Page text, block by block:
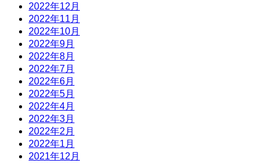
2022年12月
2022年11月
2022年10月
2022年9月
2022年8月
2022年7月
2022年6月
2022年5月
2022年4月
2022年3月
2022年2月
2022年1月
2021年12月